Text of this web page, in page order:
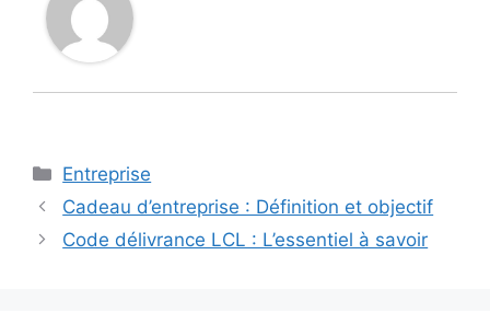
Catégories
Entreprise
Cadeau d’entreprise : Définition et objectif
Code délivrance LCL : L’essentiel à savoir